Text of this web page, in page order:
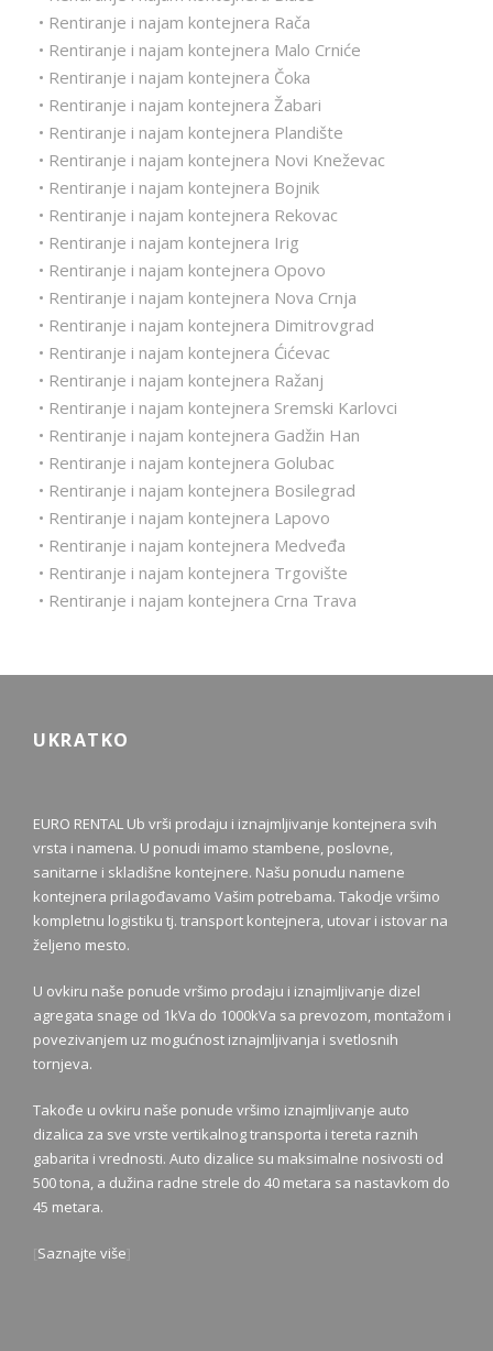
• Rentiranje i najam kontejnera Rača
• Rentiranje i najam kontejnera Malo Crniće
• Rentiranje i najam kontejnera Čoka
• Rentiranje i najam kontejnera Žabari
• Rentiranje i najam kontejnera Plandište
• Rentiranje i najam kontejnera Novi Kneževac
• Rentiranje i najam kontejnera Bojnik
• Rentiranje i najam kontejnera Rekovac
• Rentiranje i najam kontejnera Irig
• Rentiranje i najam kontejnera Opovo
• Rentiranje i najam kontejnera Nova Crnja
• Rentiranje i najam kontejnera Dimitrovgrad
• Rentiranje i najam kontejnera Ćićevac
• Rentiranje i najam kontejnera Ražanj
• Rentiranje i najam kontejnera Sremski Karlovci
• Rentiranje i najam kontejnera Gadžin Han
• Rentiranje i najam kontejnera Golubac
• Rentiranje i najam kontejnera Bosilegrad
• Rentiranje i najam kontejnera Lapovo
• Rentiranje i najam kontejnera Medveđa
• Rentiranje i najam kontejnera Trgovište
• Rentiranje i najam kontejnera Crna Trava
UKRATKO
EURO RENTAL Ub vrši prodaju i iznajmljivanje kontejnera svih
vrsta i namena. U ponudi imamo stambene, poslovne,
sanitarne i skladišne kontejnere. Našu ponudu namene
kontejnera prilagođavamo Vašim potrebama. Takodje vršimo
kompletnu logistiku tj. transport kontejnera, utovar i istovar na
željeno mesto.
U ovkiru naše ponude vršimo prodaju i iznajmljivanje dizel
agregata snage od 1kVa do 1000kVa sa prevozom, montažom i
povezivanjem uz mogućnost iznajmljivanja i svetlosnih
tornjeva.
Takođe u ovkiru naše ponude vršimo iznajmljivanje auto
dizalica za sve vrste vertikalnog transporta i tereta raznih
gabarita i vrednosti. Auto dizalice su maksimalne nosivosti od
500 tona, a dužina radne strele do 40 metara sa nastavkom do
45 metara.
Saznajte više